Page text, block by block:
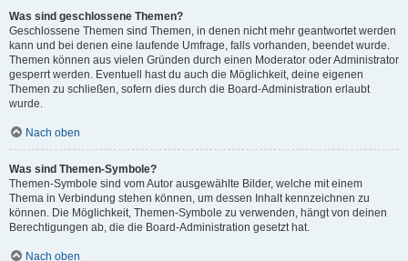
Was sind geschlossene Themen?
Geschlossene Themen sind Themen, in denen nicht mehr geantwortet werden
kann und bei denen eine laufende Umfrage, falls vorhanden, beendet wurde.
Themen können aus vielen Gründen durch einen Moderator oder Administrator
gesperrt werden. Eventuell hast du auch die Möglichkeit, deine eigenen
Themen zu schließen, sofern dies durch die Board-Administration erlaubt
wurde.
Nach oben
Was sind Themen-Symbole?
Themen-Symbole sind vom Autor ausgewählte Bilder, welche mit einem
Thema in Verbindung stehen können, um dessen Inhalt kennzeichnen zu
können. Die Möglichkeit, Themen-Symbole zu verwenden, hängt von deinen
Berechtigungen ab, die die Board-Administration gesetzt hat.
Nach oben